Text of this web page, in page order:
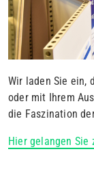
Wir laden Sie ein,
oder mit Ihrem
die Faszination
Hier gelangen Sie